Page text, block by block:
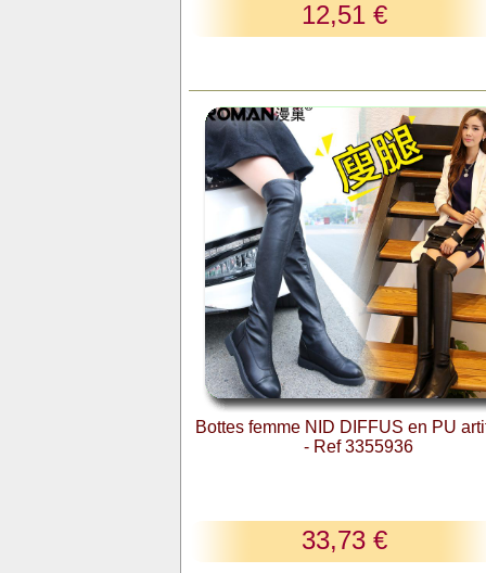
12,51 €
Bottes femme NID DIFFUS en PU
- Ref 3355936
33,73 €